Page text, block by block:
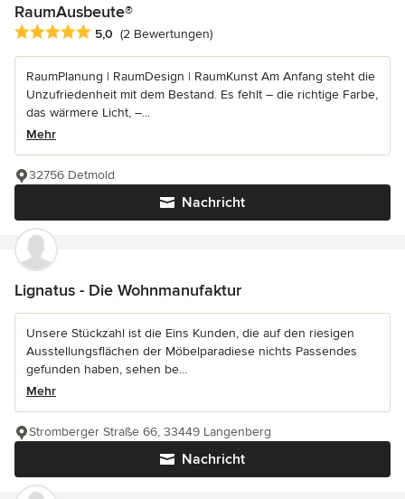
RaumAusbeute®
Durchschnittliche Bewertung: 5 von 5 Sternen
5,0 (2 Bewertungen)
RaumPlanung | RaumDesign | RaumKunst Am Anfang steht die
Unzufriedenheit mit dem Bestand. Es fehlt – die richtige Farbe,
das wärmere Licht, –...
Mehr
Nachricht
32756 Detmold
Lignatus - Die Wohnmanufaktur
Unsere Stückzahl ist die Eins Kunden, die auf den riesigen
Ausstellungsflächen der Möbelparadiese nichts Passendes
gefunden haben, sehen be...
Mehr
Nachricht
Stromberger Straße 66, 33449 Langenberg